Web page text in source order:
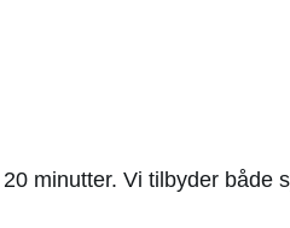
minutter. Vi tilbyder både